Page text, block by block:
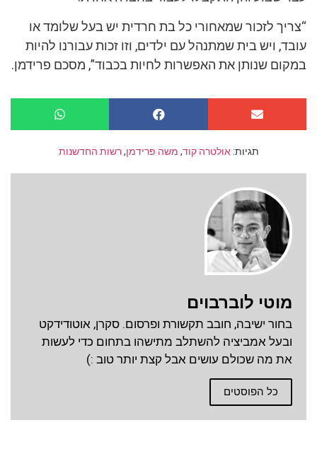
“צריך לזכור שמאחורי כל בת חרדית יש בעל שלומד או
עובד, ויש בית שמתנהל עם ילדים, וזו זכות עבורנו להיות
במקום שנותן את האפשרות לחיות בכבוד”, מסכם פרידמן.
תגיות: אולטרה קוד, משה פרידמן,רשות החדשנות
מוטי לוברבוים
בחור ישיבה, חובב תקשורת ופרסום. סקרן, אוטודידקט
ובעל אמביציה להשתלב מתישהו בתחום כדי לעשות
את מה שכולם עושים אבל קצת יותר טוב :)
כל הפוסטים